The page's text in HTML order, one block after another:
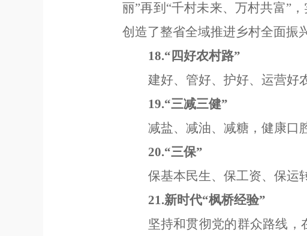
丽”再到 “千村未来、万村共富”，
创造了整省全域推进乡村全面振
18.“ 四好农村路”
建好、管好、护好、运营好
19.“三减三健”
减盐、 减油、 减糖，健康口
20.“三保”
保基本民生、保工资、保运
21.新时代“枫桥经验”
坚持和贯彻党的群众路线